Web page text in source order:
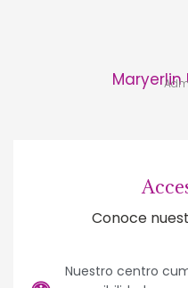
Maryerlin
Conoce
Nuestro centro